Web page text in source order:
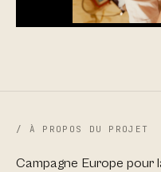
/ À PROPOS DU PROJET
Campagne Europe